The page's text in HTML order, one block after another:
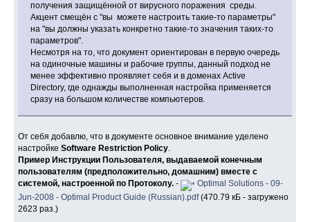
получения защищённой от вирусного поражения среды.
Акцент смещён с "вы можете настроить такие‐то параметры"
на "вы должны указать конкретно такие‐то значения таких‐то
параметров".
Несмотря на то, что документ ориентирован в первую очередь
на одиночные машины и рабочие группы, данный подход не
менее эффективно проявляет себя и в доменах Active
Directory, где однажды выполненная настройка применяется
сразу на большом количестве компьютеров.
От себя добавлю, что в документе основное внимание уделено
настройкеSoftware Restriction Policy
Пример Инструкции Пользователя, выдаваемой конечным
пользователям (предположительно, домашним) вместе с
системой, настроенной по Протоколу. -
Optimal Solutions - 09-
Jun-2008 - Optimal Product Guide (Russian).pdf(470.79 кБ - загружено
2623 раз.)